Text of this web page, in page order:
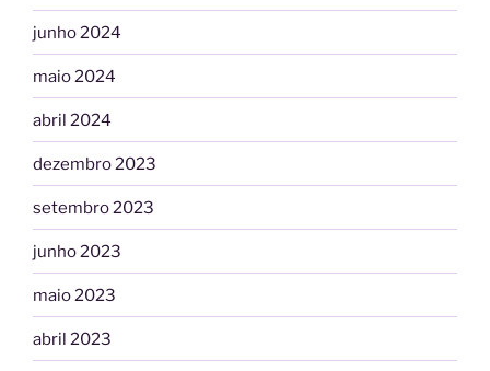
junho 2024
maio 2024
abril 2024
dezembro 2023
setembro 2023
junho 2023
maio 2023
abril 2023